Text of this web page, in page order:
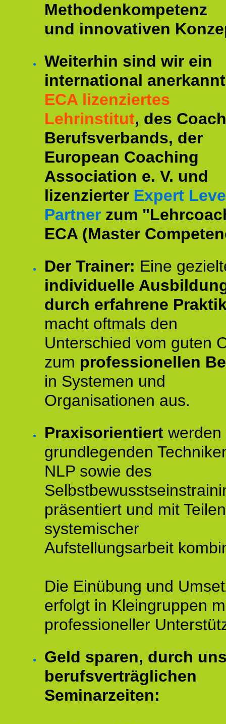
Methodenkompetenz
und innovativen
Weiterhin sind wir ein
international
ECA lizenziertes
Lehrinstitut, des
Berufsverbands, der
European Coaching
Association e. V. und
lizenzierter Expert
Partner zum
ECA (Master
Der Trainer: Eine
individuelle
durch erfahrene
macht oftmals den
Unterschied vom guten
zum professionellen
in Systemen und
Organisationen aus.
Praxisorientiert werden
grundlegenden
NLP sowie des
präsentiert und mit Teilen
systemischer
Aufstellungsarbeit
Die Einübung und
erfolgt in Kleingruppen
professioneller
Geld sparen, durch
berufsverträglichen
Seminarzeiten: